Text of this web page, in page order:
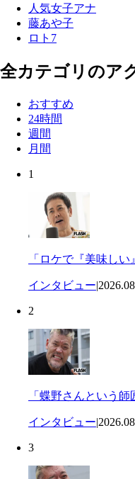
人気女子アナ
藤あや子
ロト7
全カテゴリのア
おすすめ
24時間
週間
月間
1
「ロケで『美味し
インタビュー|
2
「蝶野さんという
インタビュー|
3